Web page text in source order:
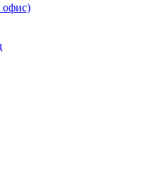
офис)